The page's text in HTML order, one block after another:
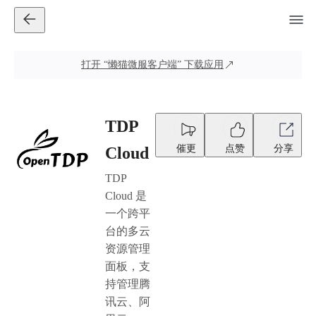
打开 “懒猫微服客户端” 下载应用
TDP
Cloud
TDP
Cloud 是
一个跨平
台的多云
资源管理
面板，支
持管理腾
讯云、阿
催更 点赞 分享